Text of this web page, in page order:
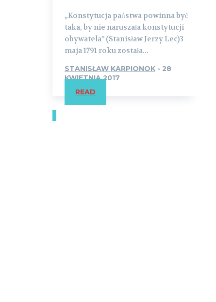
„Konstytucja państwa powinna być
taka, by nie naruszała konstytucji
obywatela” (Stanisław Jerzy Lec)3
maja 1791 roku została...
STANISŁAW KARPIONOK - 28
KWIETNIA 2017
READ